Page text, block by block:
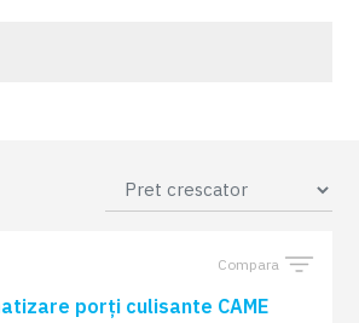
Compara
porți culisante CAME